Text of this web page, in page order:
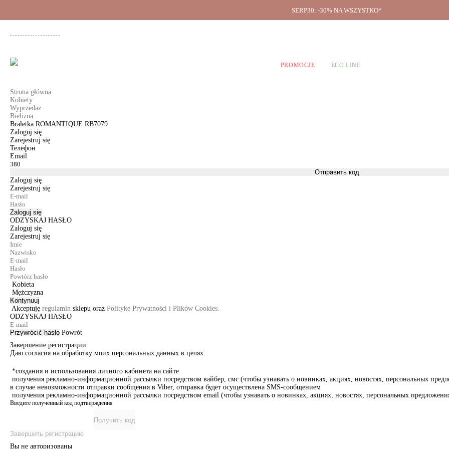
SERP30: -30% NA WSZYSTKO*
PROMOCJE ECO LINE
Strona główna
Kobiety
Wyprzedaż
Bielizna
Braletka ROMANTIQUE RB7079
Zaloguj się
Zarejestruj się
Телефон
Email
Отправить код
Zaloguj się
Zarejestruj się
Zaloguj się
ODZYSKAJ HASŁO
Zaloguj się
Zarejestruj się
Kobieta
Mężczyzna
Kontynuuj
Akceptuję regulamin sklepu oraz Politykę Prywatności i Plików Cookies.
ODZYSKAJ HASŁO
Przywrócić hasło Powrót
Завершение регистрации
Даю согласия на обработку моих персональных данных в целях:
*создания и использования личного кабинета на сайте
получения рекламно-информационной рассылки посредством вайбер, смс (чтобы узнавать о новинках, акциях, новостях, персональных
в случае невозможности отправки сообщения в Viber, отправка будет осуществлена SMS-сообщением
получения рекламно-информационной рассылки посредством email (чтобы узнавать о новинках, акциях, новостях, персональных
Введите полученный код подтверждения
Получить код
Завершить регистрацию
Вы не авторизованы